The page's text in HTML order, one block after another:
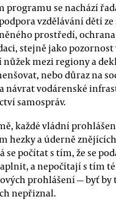
programu se nachází
vzdělávání dětí ze
prostředí,
stejně jako pozornost
mezi regiony a
nebo důraz na
návrat vodárenské
samospráv.
každé vládní
hezky a úderně
se počítat s tím, že se
a nepočítají s tím
prohlášení — byť by
nepřiznal.